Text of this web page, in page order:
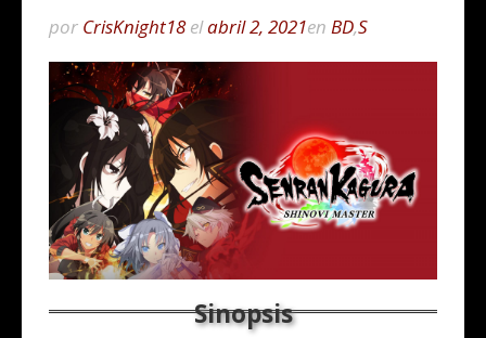
por CrisKnight18elabril 2, 2021en BD,S